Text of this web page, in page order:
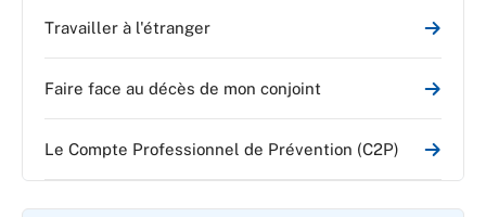
Travailler à l'étranger
Faire face au décès de mon conjoint
Le Compte Professionnel de Prévention (C2P)